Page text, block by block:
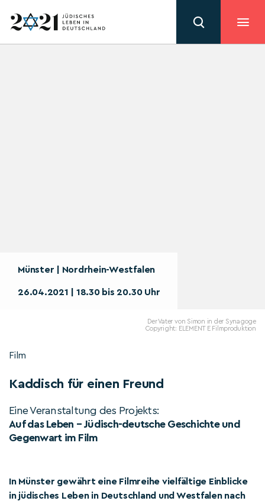
Münster | Nordrhein-Westfalen
26.04.2021 | 18.30 bis 20.30 Uhr
Der Vater von Simon in der Synagoge
Copyright: ELEMENT E Filmproduktion
Film
Kaddisch für einen Freund
Eine Veranstaltung des Projekts:
Auf das Leben – Jüdisch-deutsche Geschichte und
Gegenwart im Film
In Münster gewährt eine Filmreihe vielfältige Einblicke
in jüdisches Leben in Deutschland und Westfalen nach